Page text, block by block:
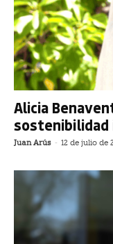
Alicia
sostenibilidad
Juan Arús - 12 de julio de